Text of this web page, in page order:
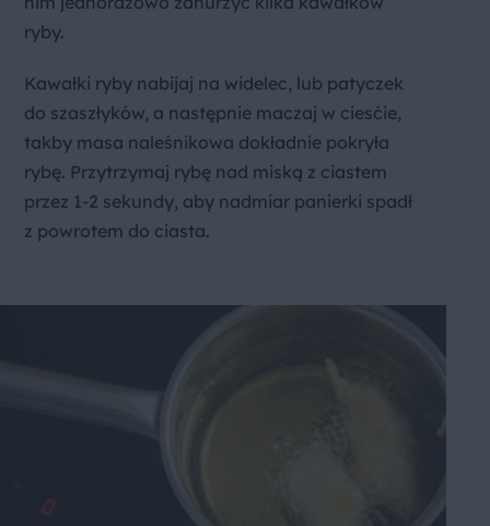
ryby.
Kawałki ryby nabijaj na widelec, lub patyczek
do szaszłyków, a następnie maczaj w ciesćie,
takby masa naleśnikowa dokładnie pokryła
rybę. Przytrzymaj rybę nad miską z ciastem
przez 1-2 sekundy, aby nadmiar panierki spadł
z powrotem do ciasta.